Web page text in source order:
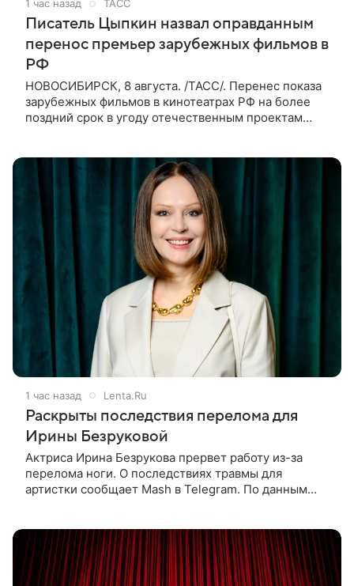
1 час назад ТАСС
Писатель Цыпкин назвал оправданным
перенос премьер зарубежных фильмов в
РФ
НОВОСИБИРСК, 8 августа. /ТАСС/. Перенес показа
зарубежных фильмов в кинотеатрах РФ на более
поздний срок в угоду отечественным проектам
1 час назад Lenta.Ru
Раскрыты последствия перелома для
Ирины Безруковой
Актриса Ирина Безрукова прервет работу из-за
перелома ноги. О последствиях травмы для
артистки сообщает Mash в Telegram. По данным